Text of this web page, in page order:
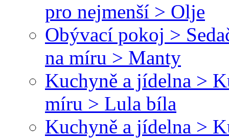
pro nejmenší > Olje
Obývací pokoj >
na míru > Manty
Kuchyně a jídelna >
míru > Lula bíla
Kuchyně a jídelna >